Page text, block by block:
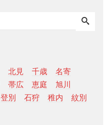
北見 千歳
名寄
帯広 恵庭
旭川
登別 石狩 稚内
紋別